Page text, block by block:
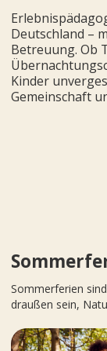
Deutschland –
Betreuung. Ob
Kinder
Gemeinschaft
Sommerferien
draußen sein,